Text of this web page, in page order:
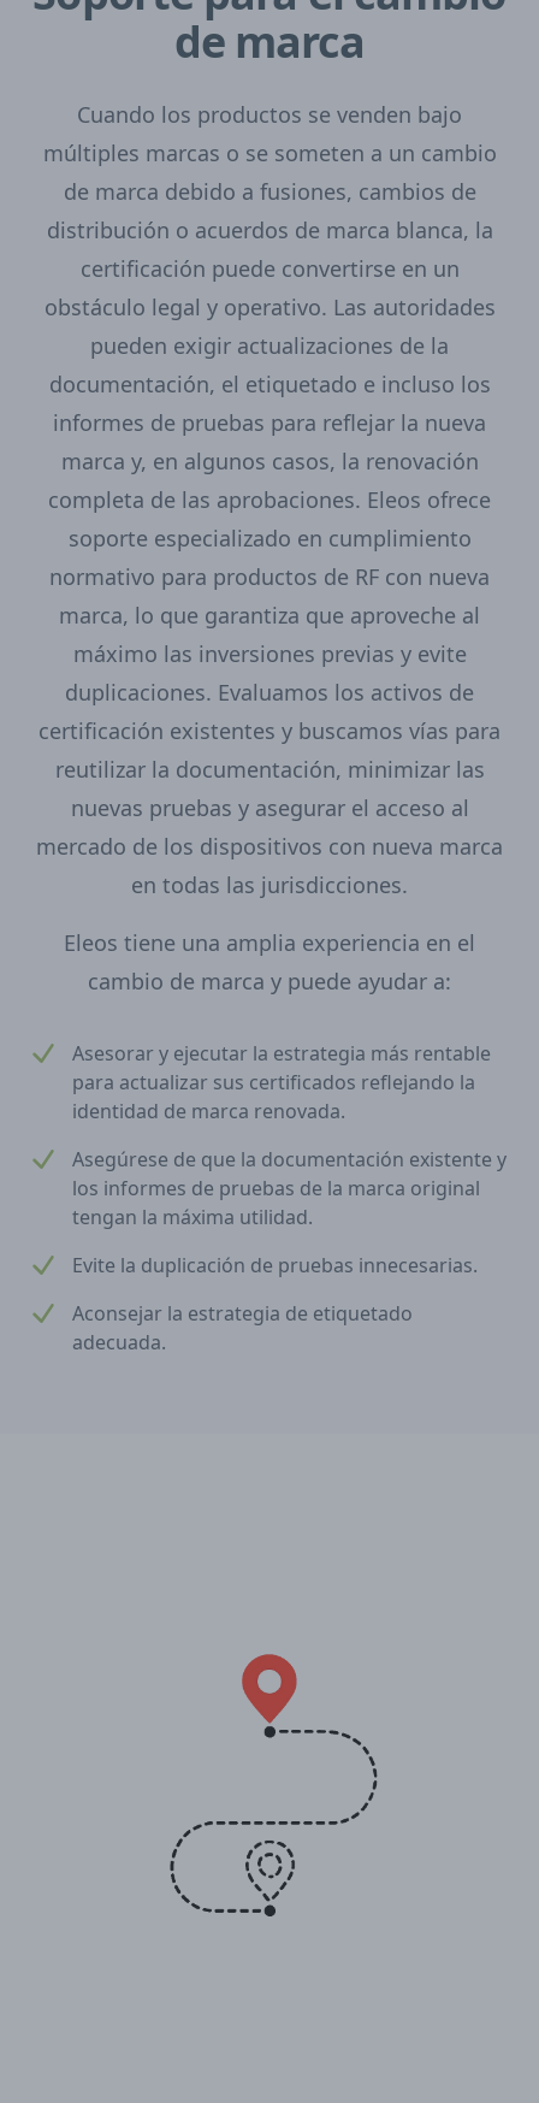
de marca
Cuando los productos se venden bajo
múltiples marcas o se someten a un cambio
de marca debido a fusiones, cambios de
distribución o acuerdos de marca blanca, la
certificación puede convertirse en un
obstáculo legal y operativo. Las autoridades
pueden exigir actualizaciones de la
documentación, el etiquetado e incluso los
informes de pruebas para reflejar la nueva
marca y, en algunos casos, la renovación
completa de las aprobaciones. Eleos ofrece
soporte especializado en cumplimiento
normativo para productos de RF con nueva
marca, lo que garantiza que aproveche al
máximo las inversiones previas y evite
duplicaciones. Evaluamos los activos de
certificación existentes y buscamos vías para
reutilizar la documentación, minimizar las
nuevas pruebas y asegurar el acceso al
mercado de los dispositivos con nueva marca
en todas las jurisdicciones.
Eleos tiene una amplia experiencia en el
cambio de marca y puede ayudar a:
Asesorar y ejecutar la estrategia más rentable
para actualizar sus certificados reflejando la
identidad de marca renovada.
Asegúrese de que la documentación existente y
los informes de pruebas de la marca original
tengan la máxima utilidad.
Evite la duplicación de pruebas innecesarias.
Aconsejar la estrategia de etiquetado
adecuada.